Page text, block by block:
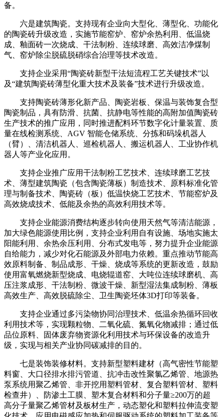
备。
六是建筑陶瓷。支持现有企业向大型化、薄型化、功能化
的陶瓷砖升级改造，实施节能窑炉、窑炉余热利用、低温烧
成、釉面砖一次烧成、干法制粉、连续球磨、高效洁净煤制
气、窑炉除尘脱硫脱硝综合治理等技术改造。
支持企业采用“陶瓷砖新型干法短流程工艺关键技术”以
及“建筑陶瓷砖薄型化重大技术及装备”技术进行升级改造。
支持陶瓷砖薄形化新产品、陶瓷岩板、保温与装饰复合型
陶瓷制品，具有防滑、抗菌、抗静电等性能的高附加值陶瓷砖
生产技术的推广应用，同时推进配料环节数字化计量装置、质
量在线检测系统、AGV 智能仓储系统、分拣和码垛机器人
（臂）、清洁机器人、巡检机器人、搬运机器人、工业协作机
器人等产业化应用。
支持企业推广应用干法制粉工艺技术、连续球磨工艺技
术、薄型建筑陶瓷（包含陶瓷薄板）制造技术、原料标准化管
理与制备技术、陶瓷砖（板）低温快烧工艺技术、节能窑炉及
高效烧成技术、低能及余热的高效利用技术等。
支持企业能源消费结构逐步转向使用天然气等清洁能源，
加大绿色能源使用比例，支持企业利用自有设施、场地实施太
阳能利用、余热余压利用、分布式发电等，努力提升企业能源
自给能力，减少对化石能源及外部电力依赖。重点推动节能高
效原料制备、制品成形、干燥、烧成等系统的更新改造，鼓励
使用富氧燃烧新型烧成、电烧辊道窑、大吨位连续球磨机、高
压注浆成形、干法制粉、微波干燥、新型湿法集成制粉、薄板
高效生产、高效脱硫除尘、卫生陶瓷坯体3D打印等装备。
支持企业通过多污染物协同治理技术、低温余热循环回收
利用技术等，实现颗粒物、二氧化硫、氮氧化物减排；通过低
品位原料、固体废弃物资源化利用技术与环保设备的改造升
级，实现与相关产业协同碳减排的目的。
七是装饰装修材料。支持新型塑料建材（高气密性节能塑
料窗、大口径排水排污管道、抗冲击改性聚氯乙烯管、地源热
泵系统用聚乙烯管、非开挖用塑料管材、复合塑料管材、塑料
检查井）、防渗土工膜、塑木复合材料和分子量≥200万的超
高分子量聚乙烯管材及板材生产，动态塑化和塑料拉伸流变塑